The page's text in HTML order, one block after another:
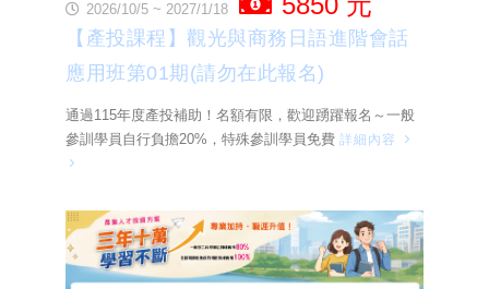
2026/10/5 ~ 2027/1/18
【產投課程】觀光與商務日語進階會話
應用班第01期(請勿在此報名)
通過115年度產投補助！名額有限，歡迎踴躍報名～一般
參訓學員自行負擔20%，特殊參訓學員免費 詳細內容